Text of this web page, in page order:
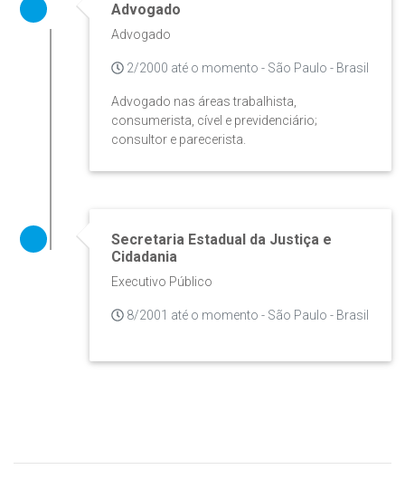
Advogado
Advogado
2/2000 até o momento - São Paulo - Brasil
Advogado nas áreas trabalhista,
consumerista, cível e previdenciário;
consultor e parecerista.
Secretaria Estadual da Justiça e
Cidadania
Executivo Público
8/2001 até o momento - São Paulo - Brasil